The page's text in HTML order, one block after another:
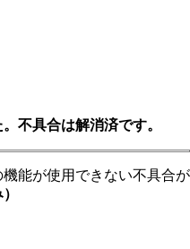
不具合は解消済です。
能が使用できない不具合が